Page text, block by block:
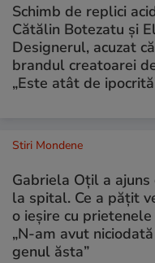
Schimb de replici
Cătălin Botezatu și
Designerul, acuzat
brandul creatoarei
„Este atât de
Stiri Mondene
Gabriela Oțil a
la spital. Ce a pățit
o ieșire cu prietenele
„N-am avut
genul ăsta”